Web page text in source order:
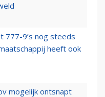
777-9’s nog steeds
heeft ook
mogelijk ontsnapt